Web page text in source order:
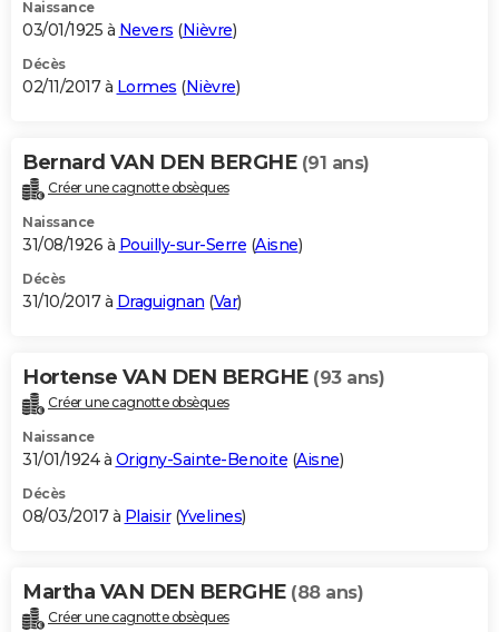
Naissance
03/01/1925 à Nevers (Nièvre)
Décès
02/11/2017 à Lormes (Nièvre)
Bernard VAN DEN BERGHE (91 ans)
Créer une cagnotte obsèques
Naissance
31/08/1926 à Pouilly-sur-Serre (Aisne)
Décès
31/10/2017 à Draguignan (Var)
Hortense VAN DEN BERGHE (93 ans)
Créer une cagnotte obsèques
Naissance
31/01/1924 à Origny-Sainte-Benoite (Aisne)
Décès
08/03/2017 à Plaisir(Yvelines)
Martha VAN DEN BERGHE (88 ans)
Créer une cagnotte obsèques